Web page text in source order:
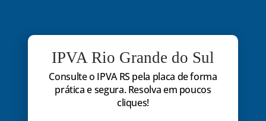
IPVA Rio Grande do Sul
Consulte o IPVA RS pela placa de forma
prática e segura. Resolva em poucos
cliques!